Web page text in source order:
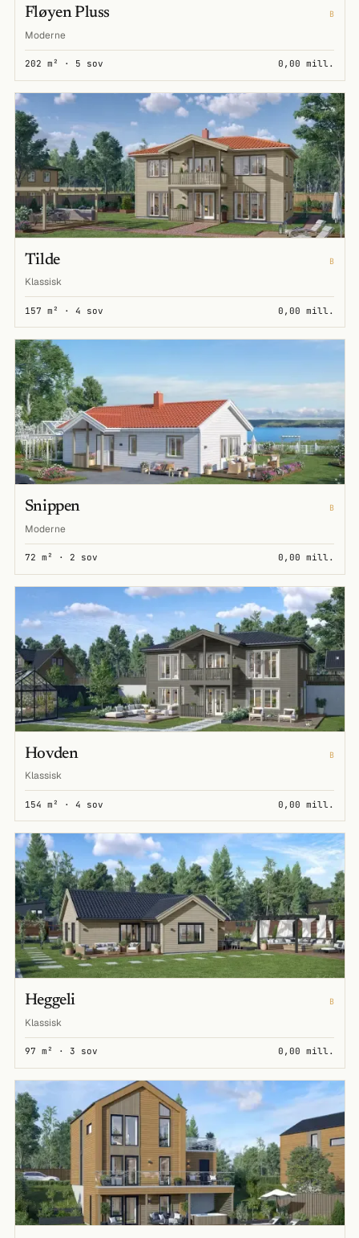
Fløyen Pluss B
Moderne
202 m² · 5 sov 0,00 mill.
Tilde B
Klassisk
157 m² · 4 sov 0,00 mill.
Snippen B
Moderne
72 m² · 2 sov 0,00 mill.
Hovden B
Klassisk
154 m² · 4 sov 0,00 mill.
Heggeli B
Klassisk
97 m² · 3 sov 0,00 mill.